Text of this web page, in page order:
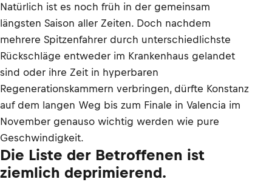
Natürlich ist es noch früh in der gemeinsam
längsten Saison aller Zeiten. Doch nachdem
mehrere Spitzenfahrer durch unterschiedlichste
Rückschläge entweder im Krankenhaus gelandet
sind oder ihre Zeit in hyperbaren
Regenerationskammern verbringen, dürfte Konstanz
auf dem langen Weg bis zum Finale in Valencia im
November genauso wichtig werden wie pure
Geschwindigkeit.
Die Liste der Betroffenen ist
ziemlich deprimierend.